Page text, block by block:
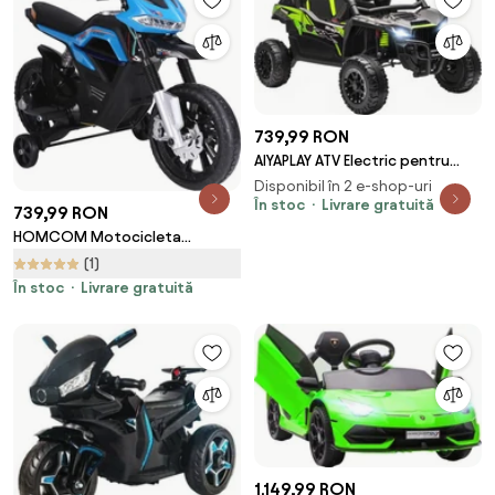
739,99 RON
HOMCOM Motocicleta
Electrică Copii cu Suspensie
Dublă și Muzică și Lumini pentru
Deschis | Aosom Romania
(1)
În stoc
Livrare gratuită
739,99 RON
AIYAPLAY ATV Electric pentru
Copii 3-5 Ani 12V cu Licență
KAWASAKI, Dublu Motor,
Disponibil în 2 e-shop-uri
În stoc
Livrare gratuită
1.149,99 RON